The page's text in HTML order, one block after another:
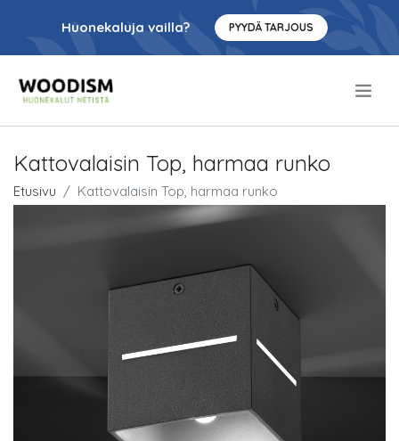
Huonekaluja vailla? PYYDÄ TARJOUS
Kattovalaisin Top, harmaa runko
Etusivu Kattovalaisin Top, harmaa runko